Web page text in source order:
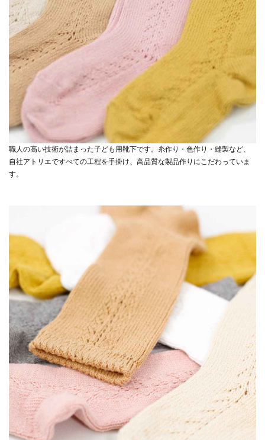
職人の高い技術が詰まった子ども用靴下です。糸作り・色作り・縫製など、
自社アトリエですべての工程を手掛け、高品質な製品作りにこだわっていま
す。